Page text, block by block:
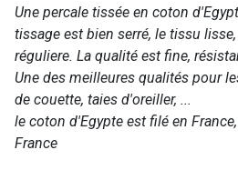
Une percale tissée en coton
tissage est bien serré, le tissu
réguliere. La qualité est fine,
Une des meilleures qualités pour
de couette, taies d'oreiller, ...
le coton d'Egypte est filé en
France